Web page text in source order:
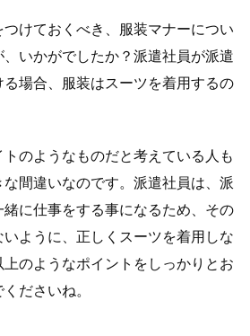
けておくべき、服装マナーについ
いかがでしたか？派遣社員が派遣
場合、服装はスーツを着用するの
のようなものだと考えている人も
間違いなのです。派遣社員は、派
に仕事をする事になるため、その
ように、正しくスーツを着用しな
のようなポイントをしっかりとお
ださいね。